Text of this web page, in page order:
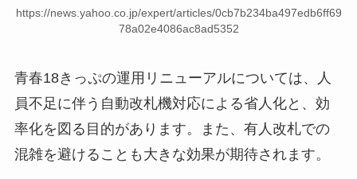
https://news.yahoo.co.jp/expert/articles/0cb7b234ba497edb6ff69
78a02e4086ac8ad5352
青春18きっぷの運用リニューアルについては、人
員不足に伴う自動改札機対応による省人化と、効
率化を図る目的があります。また、有人改札での
混雑を避けることも大きな効果が期待されます。